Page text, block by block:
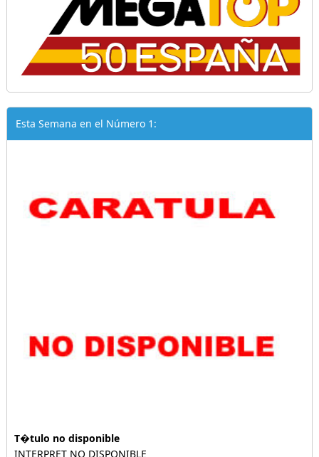
Esta Semana en el Número 1:
T�tulo no disponible
INTERPRET NO DISPONIBLE